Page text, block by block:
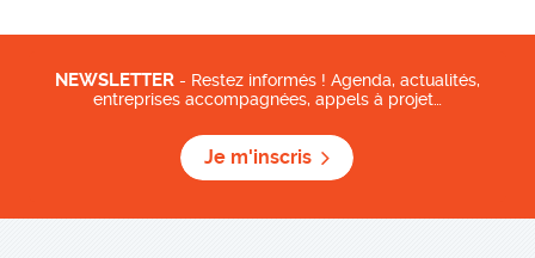
NEWSLETTER - Restez informés ! Agenda, actualités,
entreprises accompagnées, appels à projet…
Je m'inscris